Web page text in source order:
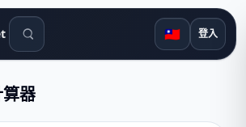
搜尋工具 🇹🇼 登入
器